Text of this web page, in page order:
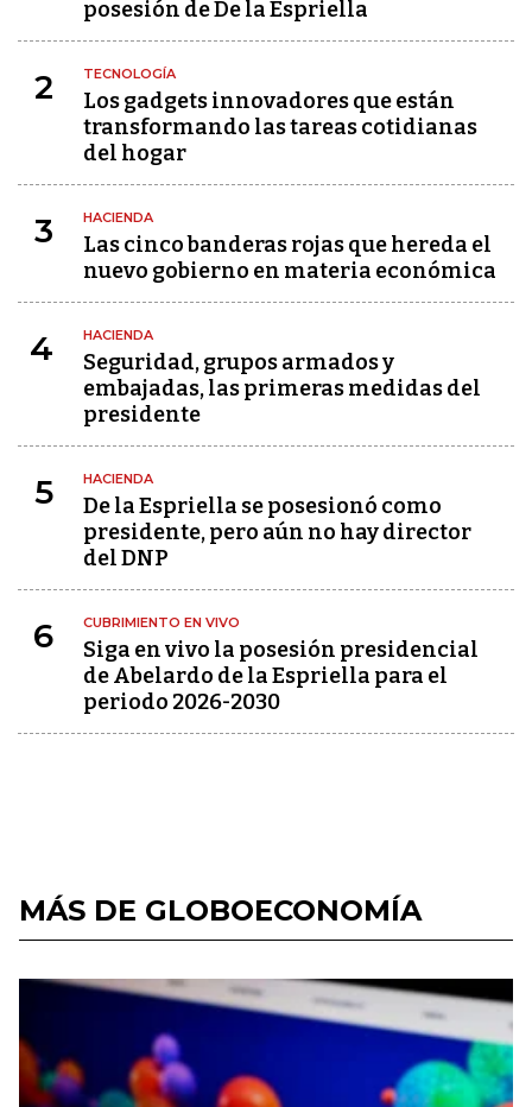
posesión de De la Espriella
2 TECNOLOGÍA
Los gadgets innovadores que están
transformando las tareas cotidianas
del hogar
3 HACIENDA
Las cinco banderas rojas que hereda el
nuevo gobierno en materia económica
4 HACIENDA
Seguridad, grupos armados y
embajadas, las primeras medidas del
presidente
5 HACIENDA
De la Espriella se posesionó como
presidente, pero aún no hay director
del DNP
6 CUBRIMIENTO EN VIVO
Siga en vivo la posesión presidencial
de Abelardo de la Espriella para el
periodo 2026-2030
MÁS DE GLOBOECONOMÍA